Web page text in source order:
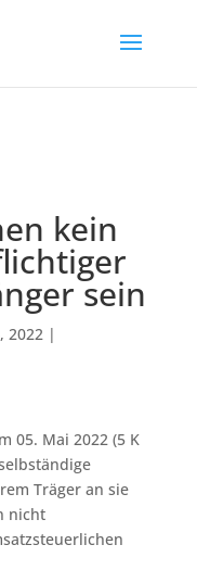
kein
sein
2022|
05. Mai 2022 (5 K
Träger an sie
nicht